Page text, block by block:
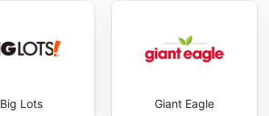
Big Lots Giant Eagle